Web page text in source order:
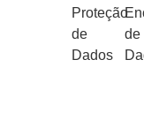
Proteção
de
Dados
de